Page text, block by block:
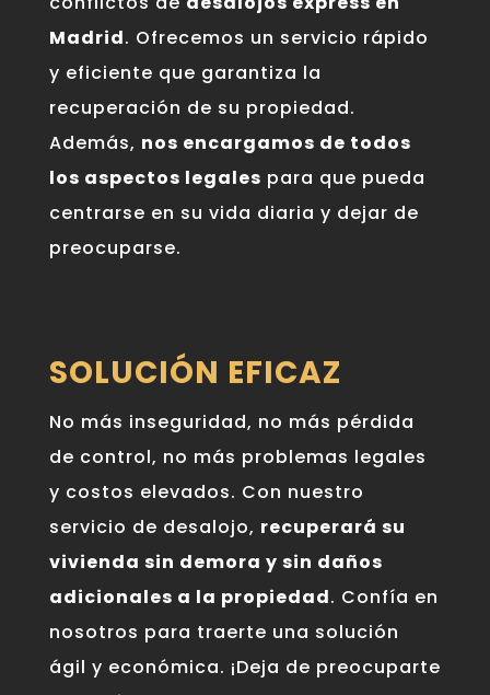
Madrid. Ofrecemos un servicio rápido
y eficiente que garantiza la
recuperación de su propiedad.
Además, nos encargamos de todos
los aspectos legales para que pueda
centrarse en su vida diaria y dejar de
preocuparse.
SOLUCIÓN EFICAZ
No más inseguridad, no más pérdida
de control, no más problemas legales
y costos elevados. Con nuestro
servicio de desalojo, recuperará su
vivienda sin demora y sin daños
adicionales a la propiedad. Confía en
nosotros para traerte una solución
ágil y económica. ¡Deja de preocuparte